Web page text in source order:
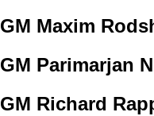
GM Maxim
GM Parimarjan
GM Richard